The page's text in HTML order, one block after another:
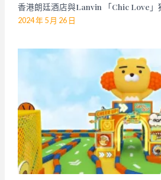
香港朗廷酒店與Lanvin 「Chic Love」
2024 年 5 月 26 日